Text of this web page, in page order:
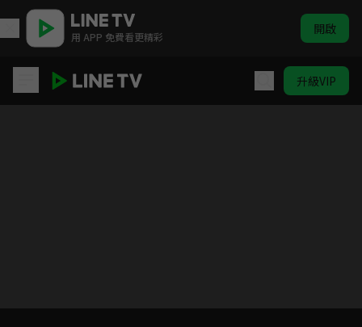
用 APP 免費看更精彩 開啟
升級VIP